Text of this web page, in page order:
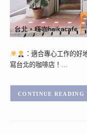
：適合專心工作的好
寫台北的咖啡店！…
CONTINUE READING